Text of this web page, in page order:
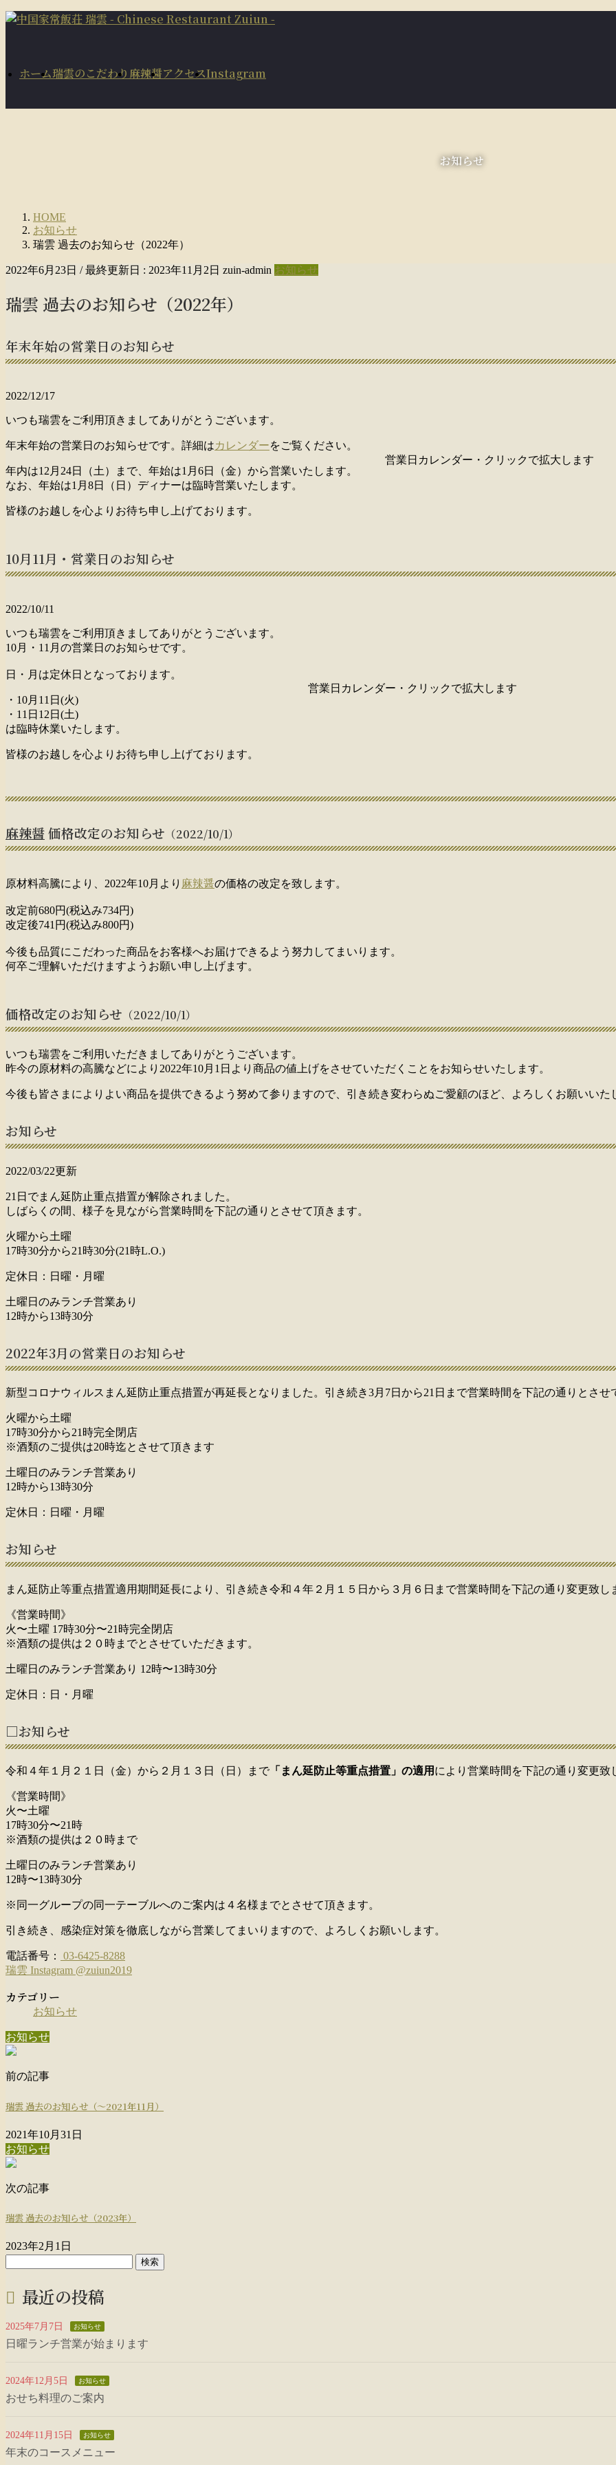
コ
ツ
ナ
シ
ホーム瑞雲のこだわり 麻辣醤アクセスInstagram
お知らせ
HOME
お知らせ
瑞雲 過去のお知らせ（2022年）
2022年6月23日 / 最終更新日 : 2023年11月2日 zuin-admin お知らせ
瑞雲 過去のお知らせ（2022年）
年末年始の営業日のお知らせ
2022/12/17
いつも瑞雲をご利用頂きましてありがとうございます。
年末年始の営業日のお知らせです。詳細はカレンダーをご覧ください。
年内は12月24日（土）まで、年始は1月6日（金）から営業いたします。
なお、年始は1月8日（日）ディナーは臨時営業いたします。
皆様のお越しを心よりお待ち申し上げております。
営業日カレンダー・クリックで拡大します
10月11月・営業日のお知らせ
2022/10/11
いつも瑞雲をご利用頂きましてありがとうございます。
10月・11月の営業日のお知らせです。
日・月は定休日となっております。
・10月11日(火)
・11日12日(土)
は臨時休業いたします。
皆様のお越しを心よりお待ち申し上げております。
営業日カレンダー・クリックで拡大します
麻辣醤価格改定のお知らせ （2022/10/1）
原材料高騰により、2022年10月より 麻辣醤の価格の改定を致します。
改定前680円(税込み734円)
改定後741円(税込み800円)
今後も品質にこだわった商品をお客様へお届けできるよう努力してまいります。
何卒ご理解いただけますようお願い申し上げます。
価格改定のお知らせ （2022/10/1）
いつも瑞雲をご利用いただきましてありがとうございます。
昨今の原材料の高騰などにより2022年10月1日より商品の値上げをさせていただくことをお知らせいたします。
今後も皆さまによりよい商品を提供できるよう努めて参りますので、引き続き変わらぬご愛顧のほど、よろしくお願いいた
お知らせ
2022/03/22更新
21日でまん延防止重点措置が解除されました。
しばらくの間、様子を見ながら営業時間を下記の通りとさせて頂きます。
火曜から土曜
17時30分から21時30分(21時L.O.)
定休日：日曜・月曜
土曜日のみランチ営業あり
12時から13時30分
2022年3月の営業日のお知らせ
新型コロナウィルスまん延防止重点措置が再延長となりました。引き続き3月7日から21日まで営業時間を下記の通りとさせ
火曜から土曜
17時30分から21時完全閉店
※酒類のご提供は20時迄とさせて頂きます
土曜日のみランチ営業あり
12時から13時30分
定休日：日曜・月曜
お知らせ
まん延防止等重点措置適用期間延長により、引き続き令和４年２月１５日から３月６日まで営業時間を下記の通り変更致し
《営業時間》
火〜土曜 17時30分〜21時完全閉店
※酒類の提供は２０時までとさせていただきます。
土曜日のみランチ営業あり 12時〜13時30分
定休日：日・月曜
□お知らせ
令和４年１月２１日（金）から２月１３日（日）まで「まん延防止等重点措置」の適用 により営業時間を下記の通り変更致
《営業時間》
火〜土曜
17時30分〜21時
※酒類の提供は２０時まで
土曜日のみランチ営業あり
12時〜13時30分
※同一グループの同一テーブルへのご案内は４名様までとさせて頂きます。
引き続き、感染症対策を徹底しながら営業してまいりますので、よろしくお願いします。
電話番号：
03-6425-8288
瑞雲 Instagram @zuiun2019
カテゴリー
お知らせ
お知らせ
前の記事
瑞雲 過去のお知らせ（〜2021年11月）
2021年10月31日
お知らせ
次の記事
瑞雲 過去のお知らせ（2023年）
2023年2月1日
最近の投稿
2025年7月7日 お知らせ
日曜ランチ営業が始まります
2024年12月5日 お知らせ
おせち料理のご案内
2024年11月15日 お知らせ
年末のコースメニュー